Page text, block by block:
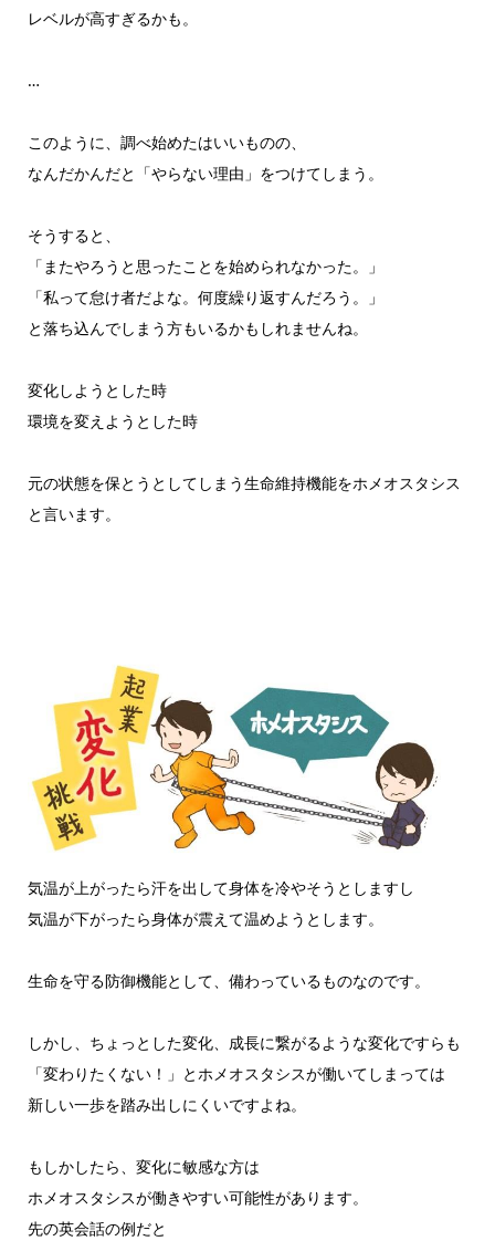
レベルが高すぎるかも。
…
このように、調べ始めたはいいものの、
なんだかんだと「やらない理由」をつけてしまう。
そうすると、
「またやろうと思ったことを始められなかった。」
「私って怠け者だよな。何度繰り返すんだろう。」
と落ち込んでしまう方もいるかもしれませんね。
変化しようとした時
環境を変えようとした時
元の状態を保とうとしてしまう生命維持機能をホメオスタシス
と言います。
気温が上がったら汗を出して身体を冷やそうとしますし
気温が下がったら身体が震えて温めようとします。
生命を守る防御機能として、備わっているものなのです。
しかし、ちょっとした変化、成長に繋がるような変化ですらも
「変わりたくない！」とホメオスタシスが働いてしまっては
新しい一歩を踏み出しにくいですよね。
もしかしたら、変化に敏感な方は
ホメオスタシスが働きやすい可能性があります。
先の英会話の例だと